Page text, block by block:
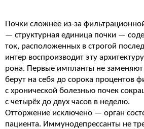
Почки сложнее из-за
— структурная единица почки —
ток, расположенных в строгой
интер воспроизводит эту
рона. Первые импланты не
берут на себя до сорока процентов
с хронической болезнью почек
с четырёх до двух часов в неделю.
Отторжение исключено — орган
пациента. Иммунодепрессанты не